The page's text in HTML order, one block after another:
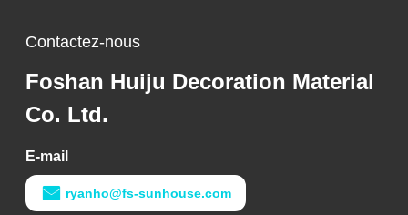
Contactez-nous
Foshan Huiju Decoration Material
Co. Ltd.
E-mail
ryanho@fs-sunhouse.com